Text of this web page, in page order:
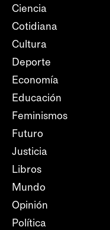
Ciencia
Cotidiana
Cultura
Deporte
Economía
Educación
Feminismos
Futuro
Justicia
Libros
Mundo
Opinión
Política